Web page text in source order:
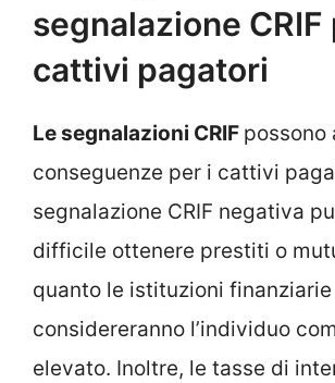
segnalazione CRIF
cattivi pagatori
Le segnalazioni CRIF possono
conseguenze per i cattivi
segnalazione CRIF negativa
difficile ottenere prestiti o
quanto le istituzioni finanziarie
considereranno l’individuo
elevato. Inoltre, le tasse di